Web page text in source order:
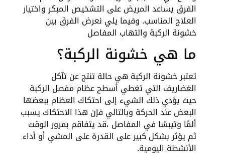
الفرق يساعد المريض على التشخيص المبكر واختيار
العلاج المناسب. وفيما يلي نعرض الفرق بين
خشونة الركبة والتهاب المفاصل
ما هي خشونة الركبة؟
تعتبر خشونة الركبة هي حالة تنتج عن تآكل
الغضاريف التي تغطي أسطح عظام مفصل الركبة
حيث يؤدي ذلك الشيء إلى احتكاك العظام ببعضها
البعض عند الحركة وبالتالي فإن هذا الاحتكاك يسبب
ألمًا وتيبسًا في المفاصل ،قد يتفاقم بمرور الوقت
ثم يؤثر بشكل كبير على القدرة على المشي أو أداء
الأنشطة اليومية.